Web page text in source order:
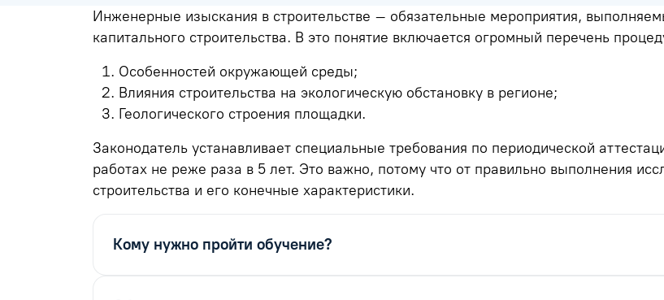
Инженерные изыскания в строительстве – обязательные мероприятия,
капитального строительства. В это понятие включается огромный перечень
Особенностей окружающей среды;
Влияния строительства на экологическую обстановку в регионе;
Геологического строения площадки.
Законодатель устанавливает специальные требования по периодической
работах не реже раза в 5 лет. Это важно, потому что от правильно выполнения
строительства и его конечные характеристики.
Кому нужно пройти обучение?